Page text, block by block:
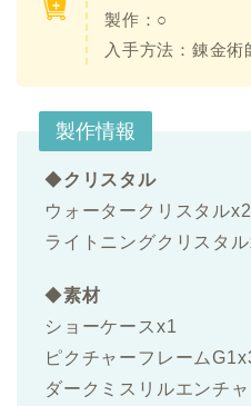
製作：○
入手方法： 錬金術
製作情報
◆クリスタル
ウォータークリスタル
ライトニングクリスタ
◆素材
ショーケースx1
ピクチャーフレーム
ダークミスリルエンチ